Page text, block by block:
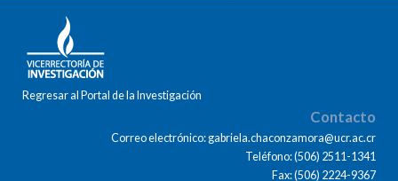
Regresar al Portal de la Investigación
Contacto
Correo electrónico: gabriela.chaconzamora@ucr.ac.cr
Teléfono: (506) 2511-1341
Fax: (506) 2224-9367